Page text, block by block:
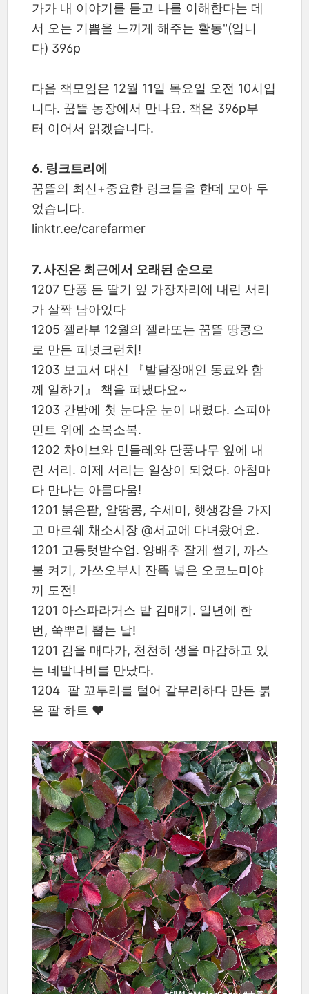
가가 내 이야기를 듣고 나를 이해한다는 데
서 오는 기쁨을 느끼게 해주는 활동"(입니
다) 396p
다음 책모임은 12월 11일 목요일 오전 10시입
니다. 꿈뜰 농장에서 만나요. 책은 396p부
터 이어서 읽겠습니다.
6. 링크트리에
꿈뜰의 최신+중요한 링크들을 한데 모아 두
었습니다.
linktr.ee/carefarmer
7. 사진은 최근에서 오래된 순으로
1207 단풍 든 딸기 잎 가장자리에 내린 서리
가 살짝 남아있다
1205 젤라부 12월의 젤라또는 꿈뜰 땅콩으
로 만든 피넛크런치!
1203 보고서 대신 『발달장애인 동료와 함
께 일하기』 책을 펴냈다요~
1203 간밤에 첫 눈다운 눈이 내렸다. 스피아
민트 위에 소복소복.
1202 차이브와 민들레와 단풍나무 잎에 내
린 서리. 이제 서리는 일상이 되었다. 아침마
다 만나는 아름다움!
1201 붉은팥, 알땅콩, 수세미, 햇생강을 가지
고 마르쉐 채소시장 @서교에 다녀왔어요.
1201 고등텃밭수업. 양배추 잘게 썰기, 까스
불 켜기, 가쓰오부시 잔뜩 넣은 오코노미야
끼 도전!
1201 아스파라거스 밭 김매기. 일년에 한
번, 쑥뿌리 뽑는 날!
1201 김을 매다가, 천천히 생을 마감하고 있
는 네발나비를 만났다.
1204 팥 꼬투리를 털어 갈무리하다 만든 붉
은 팥 하트 ❤️